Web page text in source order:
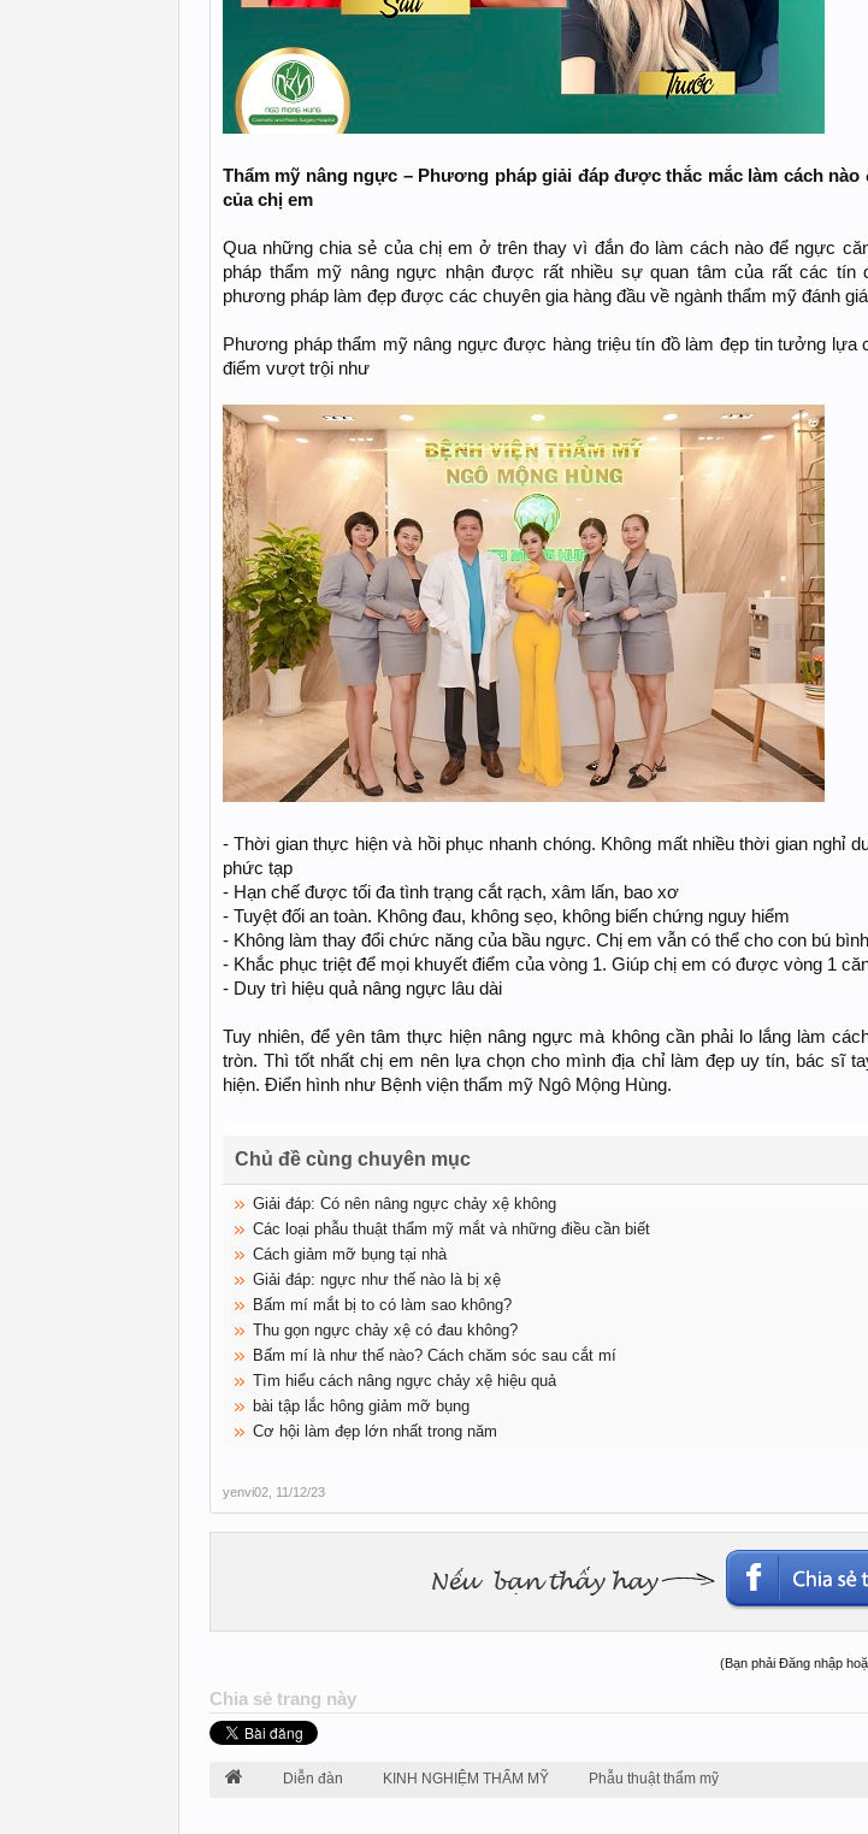
Thẩm mỹ nâng ngực – Phương pháp giải đáp được thắc mắc làm cách
của chị em
Qua những chia sẻ của chị em ở trên thay vì đắn đo làm cách nào để ngực
pháp thẩm mỹ nâng ngực nhận được rất nhiều sự quan tâm của rất các tín
phương pháp làm đẹp được các chuyên gia hàng đầu về ngành thẩm mỹ đánh
Phương pháp thẩm mỹ nâng ngực được hàng triệu tín đồ làm đẹp tin tưởng lựa
điểm vượt trội như
- Thời gian thực hiện và hồi phục nhanh chóng. Không mất nhiều thời gian nghỉ
phức tạp
- Hạn chế được tối đa tình trạng cắt rạch, xâm lấn, bao xơ
- Tuyệt đối an toàn. Không đau, không sẹo, không biến chứng nguy hiểm
- Không làm thay đổi chức năng của bầu ngực. Chị em vẫn có thể cho con bú
- Khắc phục triệt để mọi khuyết điểm của vòng 1. Giúp chị em có được vòng 1
- Duy trì hiệu quả nâng ngực lâu dài
Tuy nhiên, để yên tâm thực hiện nâng ngực mà không cần phải lo lắng làm
tròn. Thì tốt nhất chị em nên lựa chọn cho mình địa chỉ làm đẹp uy tín, bác sĩ
hiện. Điển hình như Bệnh viện thẩm mỹ Ngô Mộng Hùng.
Chủ đề cùng chuyên mục
Giải đáp: Có nên nâng ngực chảy xệ không
Các loại phẫu thuật thẩm mỹ mắt và những điều cần biết
Cách giảm mỡ bụng tại nhà
Giải đáp: ngực như thế nào là bị xệ
Bấm mí mắt bị to có làm sao không?
Thu gọn ngực chảy xệ có đau không?
Bấm mí là như thế nào? Cách chăm sóc sau cắt mí
Tìm hiểu cách nâng ngực chảy xệ hiệu quả
bài tập lắc hông giảm mỡ bụng
Cơ hội làm đẹp lớn nhất trong năm
yenvi02 11/12/23
(Bạn phải Đăng nhập
Chia sẻ trang này
Diễn đàn KINH NGHIỆM THẨM MỸ Phẫu thuật thẩm mỹ